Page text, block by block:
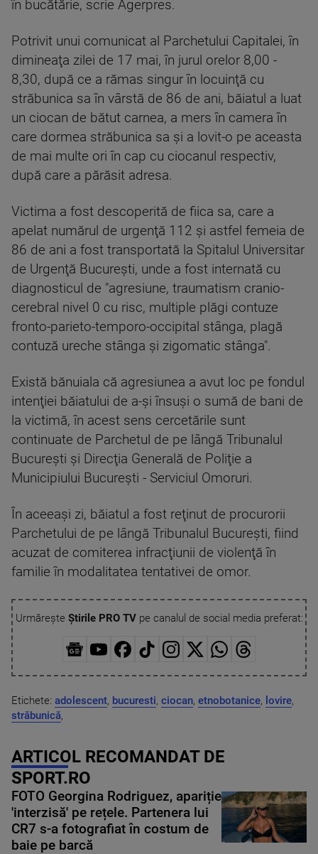
în bucătărie, scrie Agerpres.
Potrivit unui comunicat al Parchetului Capitalei, în
dimineaţa zilei de 17 mai, în jurul orelor 8,00 -
8,30, după ce a rămas singur în locuinţă cu
străbunica sa în vârstă de 86 de ani, băiatul a luat
un ciocan de bătut carnea, a mers în camera în
care dormea străbunica sa şi a lovit-o pe aceasta
de mai multe ori în cap cu ciocanul respectiv,
după care a părăsit adresa.
Victima a fost descoperită de fiica sa, care a
apelat numărul de urgenţă 112 şi astfel femeia de
86 de ani a fost transportată la Spitalul Universitar
de Urgenţă Bucureşti, unde a fost internată cu
diagnosticul de "agresiune, traumatism cranio-
cerebral nivel 0 cu risc, multiple plăgi contuze
fronto-parieto-temporo-occipital stânga, plagă
contuză ureche stânga şi zigomatic stânga".
Există bănuiala că agresiunea a avut loc pe fondul
intenţiei băiatului de a-şi însuşi o sumă de bani de
la victimă, în acest sens cercetările sunt
continuate de Parchetul de pe lângă Tribunalul
Bucureşti şi Direcţia Generală de Poliţie a
Municipiului Bucureşti - Serviciul Omoruri.
În aceeaşi zi, băiatul a fost reţinut de procurorii
Parchetului de pe lângă Tribunalul Bucureşti, fiind
acuzat de comiterea infracţiunii de violenţă în
familie în modalitatea tentativei de omor.
Urmărește Știrile PRO TVpe canalul de social media preferat:
Etichete: adolescent, bucuresti, ciocan, etnobotanice, lovire,
străbunică,
ARTICOL RECOMANDAT DE
SPORT.RO
FOTO Georgina Rodriguez, apariție
'interzisă' pe rețele. Partenera lui
CR7 s-a fotografiat în costum de
baie pe barcă